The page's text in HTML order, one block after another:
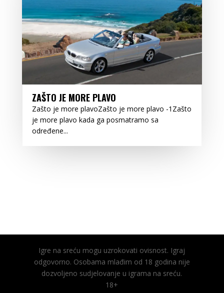
ZAŠTO JE MORE PLAVO
Zašto je more plavoZašto je more plavo -1Zašto
je more plavo kada ga posmatramo sa
određene...
Igre na sreću mogu uzrokovati ovisnost. Igraj
odgovorno. Osobama mlađim od 18 godina nije
dozvoljeno sudjelovanje u igrama na sreću.
18+